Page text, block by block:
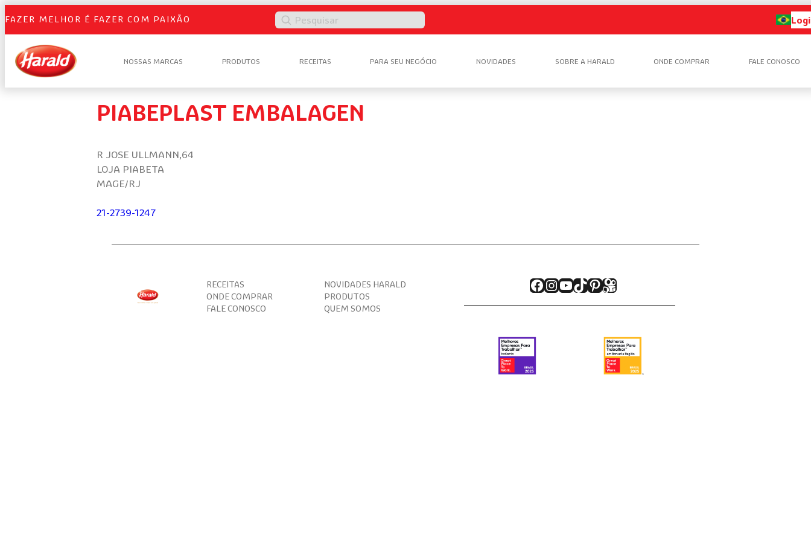
FAZER MELHOR É FAZER COM PAIXÃO Pesquisar
NOSSAS MARCAS PRODUTOS RECEITAS PARA SEU NEGÓCIO NOVIDADES SOBRE A HARALD ONDE COMPRAR FALE CONOSCO
PIABEPLAST EMBALAGEN
R JOSE ULLMANN,64
LOJA PIABETA
MAGE/RJ
21-2739-1247
RECEITAS
NOVIDADES HARALD
ONDE COMPRAR
PRODUTOS
FALE CONOSCO
QUEM SOMOS
Facebook
Instagram
Youtube
TikTok
Pinterest
Kwai